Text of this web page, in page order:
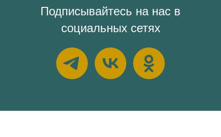
Подписывайтесь на нас в
социальных сетях